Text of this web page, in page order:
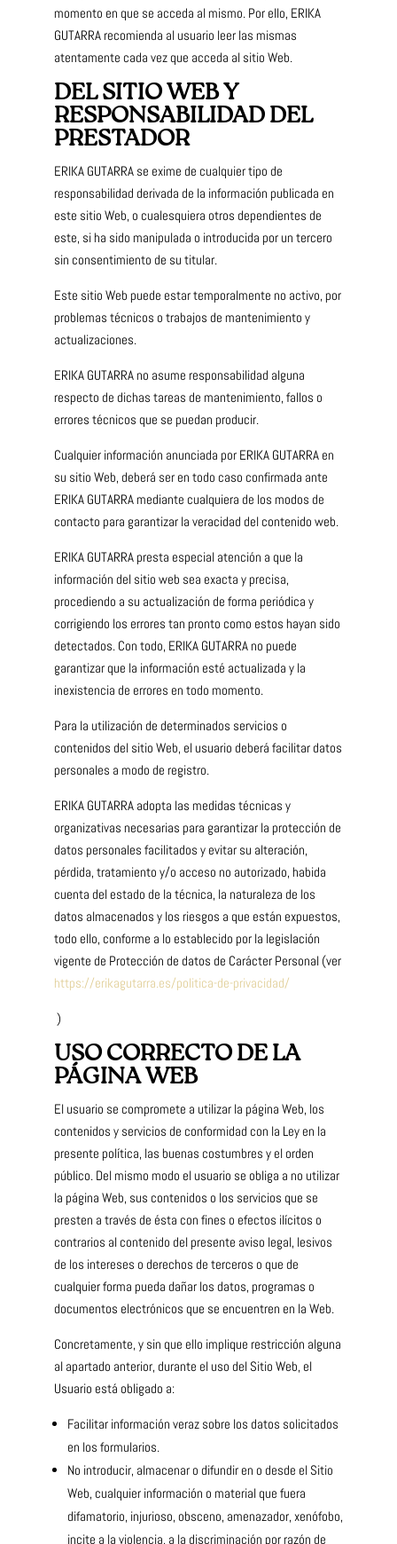
momento en que se acceda al mismo. Por ello, ERIKA
GUTARRA recomienda al usuario leer las mismas
atentamente cada vez que acceda al sitio Web.
DEL SITIO WEB Y
RESPONSABILIDAD DEL
PRESTADOR
ERIKA GUTARRA se exime de cualquier tipo de
responsabilidad derivada de la información publicada en
este sitio Web, o cualesquiera otros dependientes de
este, si ha sido manipulada o introducida por un tercero
sin consentimiento de su titular.
Este sitio Web puede estar temporalmente no activo, por
problemas técnicos o trabajos de mantenimiento y
actualizaciones.
ERIKA GUTARRA no asume responsabilidad alguna
respecto de dichas tareas de mantenimiento, fallos o
errores técnicos que se puedan producir.
Cualquier información anunciada por ERIKA GUTARRA en
su sitio Web, deberá ser en todo caso confirmada ante
ERIKA GUTARRA mediante cualquiera de los modos de
contacto para garantizar la veracidad del contenido web.
ERIKA GUTARRA presta especial atención a que la
información del sitio web sea exacta y precisa,
procediendo a su actualización de forma periódica y
corrigiendo los errores tan pronto como estos hayan sido
detectados. Con todo, ERIKA GUTARRA no puede
garantizar que la información esté actualizada y la
inexistencia de errores en todo momento.
Para la utilización de determinados servicios o
contenidos del sitio Web, el usuario deberá facilitar datos
personales a modo de registro.
ERIKA GUTARRA adopta las medidas técnicas y
organizativas necesarias para garantizar la protección de
datos personales facilitados y evitar su alteración,
pérdida, tratamiento y/o acceso no autorizado, habida
cuenta del estado de la técnica, la naturaleza de los
datos almacenados y los riesgos a que están expuestos,
todo ello, conforme a lo establecido por la legislación
vigente de Protección de datos de Carácter Personal (ver
https://erikagutarra.es/politica-de-privacidad/
)
USO CORRECTO DE LA
PÁGINA WEB
El usuario se compromete a utilizar la página Web, los
contenidos y servicios de conformidad con la Ley en la
presente política, las buenas costumbres y el orden
público. Del mismo modo el usuario se obliga a no utilizar
la página Web, sus contenidos o los servicios que se
presten a través de ésta con fines o efectos ilícitos o
contrarios al contenido del presente aviso legal, lesivos
de los intereses o derechos de terceros o que de
cualquier forma pueda dañar los datos, programas o
documentos electrónicos que se encuentren en la Web.
Concretamente, y sin que ello implique restricción alguna
al apartado anterior, durante el uso del Sitio Web, el
Usuario está obligado a:
Facilitar información veraz sobre los datos solicitados
en los formularios.
No introducir, almacenar o difundir en o desde el Sitio
Web, cualquier información o material que fuera
difamatorio, injurioso, obsceno, amenazador, xenófobo,
incite a la violencia, a la discriminación por razón de